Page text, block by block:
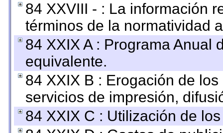
84 XXVIII - : La información
términos de la normatividad
84 XXIX A : Programa Anual
equivalente.
84 XXIX B : Erogación de
servicios de impresión,
84 XXIX C : Utilización de